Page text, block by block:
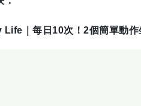
Life｜每日10次！2個簡單動